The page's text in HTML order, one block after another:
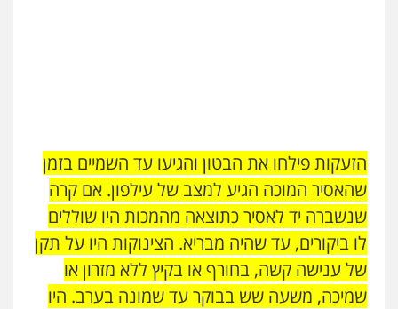
הזעקות פילחו את הבטון והגיעו עד השמיים בזמן
שהאסיר המוכה הגיע למצב של עילפון. אם קרה
שנשברה יד לאסיר כתוצאה מהמכות היו שוללים
לו ביקורים, עד שהיה מבריא. הצינוקות היו על תקן
של ענישה קשה, בחורף או בקיץ ללא מזרון או
שמיכה, משעה שש בבוקר עד שמונה בערב. היו